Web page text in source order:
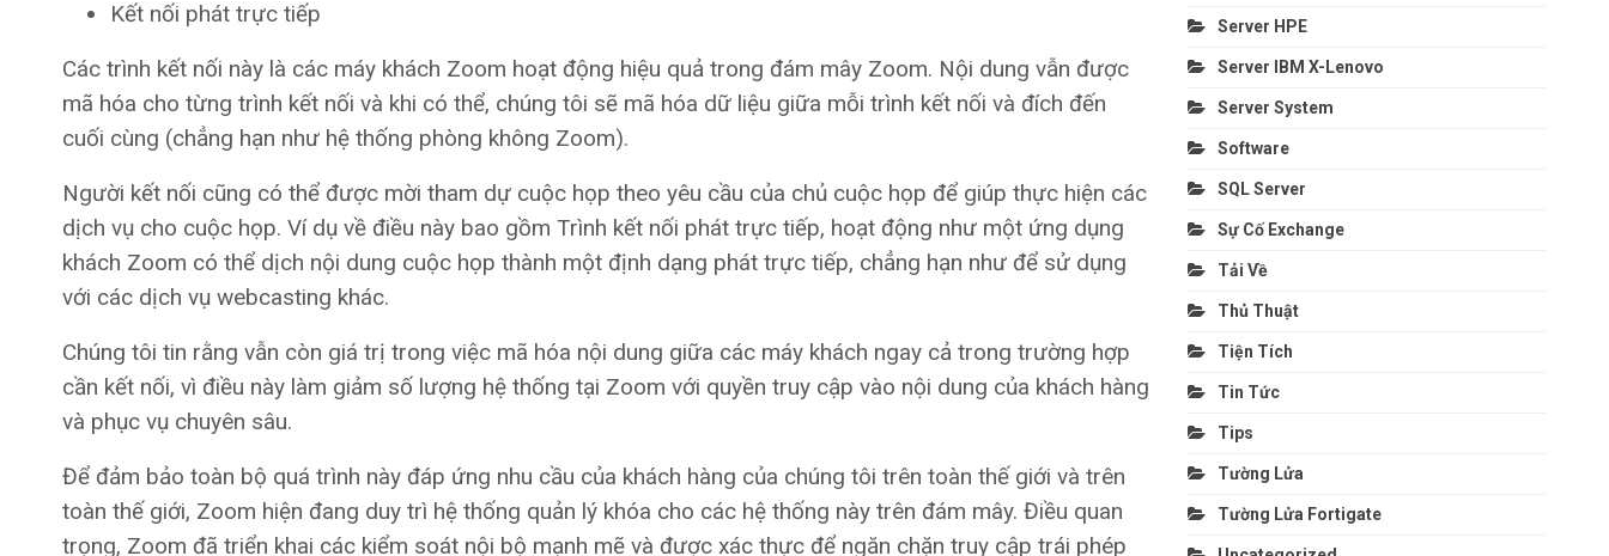
Kết nối phát trực tiếp
Các trình kết nối này là các máy khách Zoom hoạt động hiệu quả trong đám mây Zoom. Nội dung vẫn được
mã hóa cho từng trình kết nối và khi có thể, chúng tôi sẽ mã hóa dữ liệu giữa mỗi trình kết nối và đích đến
cuối cùng (chẳng hạn như hệ thống phòng không Zoom).
Người kết nối cũng có thể được mời tham dự cuộc họp theo yêu cầu của chủ cuộc họp để giúp thực hiện các
dịch vụ cho cuộc họp. Ví dụ về điều này bao gồm Trình kết nối phát trực tiếp, hoạt động như một ứng dụng
khách Zoom có ​​thể dịch nội dung cuộc họp thành một định dạng phát trực tiếp, chẳng hạn như để sử dụng
với các dịch vụ webcasting khác.
Chúng tôi tin rằng vẫn còn giá trị trong việc mã hóa nội dung giữa các máy khách ngay cả trong trường hợp
cần kết nối, vì điều này làm giảm số lượng hệ thống tại Zoom với quyền truy cập vào nội dung của khách hàng
và phục vụ chuyên sâu.
Để đảm bảo toàn bộ quá trình này đáp ứng nhu cầu của khách hàng của chúng tôi trên toàn thế giới và trên
toàn thế giới, Zoom hiện đang duy trì hệ thống quản lý khóa cho các hệ thống này trên đám mây. Điều quan
trọng, Zoom đã triển khai các kiểm soát nội bộ mạnh mẽ và được xác thực để ngăn chặn truy cập trái phép
Server HPE
Server IBM X-Lenovo
Server System
Software
SQL Server
Sự Cố Exchange
Tải Về
Thủ Thuật
Tiện Tích
Tin Tức
Tips
Tường Lửa
Tường Lửa Fortigate